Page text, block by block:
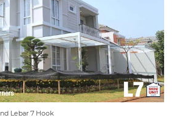
Lebar 7 Hook